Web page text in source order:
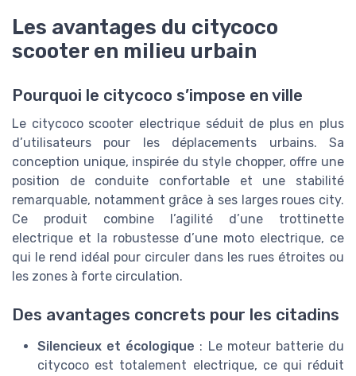
Les avantages du citycoco
scooter en milieu urbain
Pourquoi le citycoco s’impose en ville
Le citycoco scooter electrique séduit de plus en plus
d’utilisateurs pour les déplacements urbains. Sa
conception unique, inspirée du style chopper, offre une
position de conduite confortable et une stabilité
remarquable, notamment grâce à ses larges roues city.
Ce produit combine l’agilité d’une trottinette
electrique et la robustesse d’une moto electrique, ce
qui le rend idéal pour circuler dans les rues étroites ou
les zones à forte circulation.
Des avantages concrets pour les citadins
Silencieux et écologique : Le moteur batterie du
citycoco est totalement electrique, ce qui réduit